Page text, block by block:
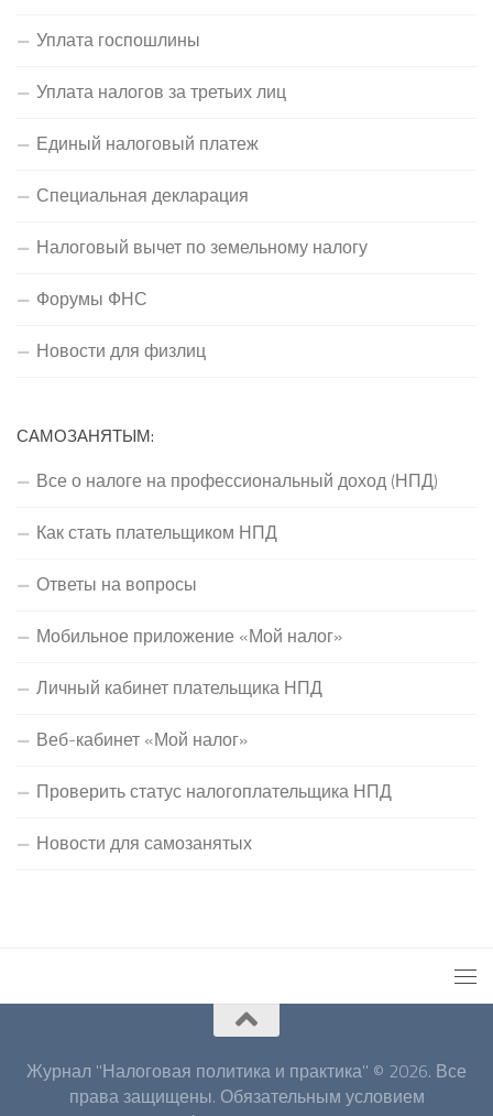
Уплата госпошлины
Уплата налогов за третьих лиц
Единый налоговый платеж
Специальная декларация
Налоговый вычет по земельному налогу
Форумы ФНС
Новости для физлиц
САМОЗАНЯТЫМ:
Все о налоге на профессиональный доход (НПД)
Как стать плательщиком НПД
Ответы на вопросы
Мобильное приложение «Мой налог»
Личный кабинет плательщика НПД
Веб-кабинет «Мой налог»
Проверить статус налогоплательщика НПД
Новости для самозанятых
Журнал "Налоговая политика и практика" © 2026. Все
права защищены. Обязательным условием